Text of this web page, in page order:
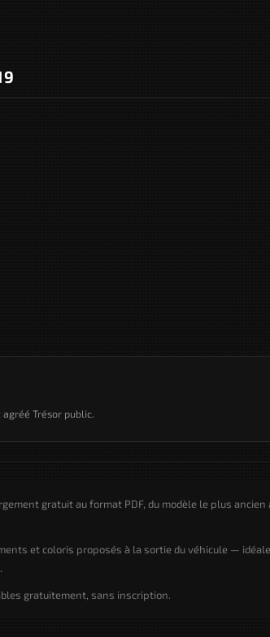
Trésor public.
gratuit au format PDF, du modèle le plus ancien
et coloris proposés à la sortie du véhicule —
gratuitement, sans inscription.